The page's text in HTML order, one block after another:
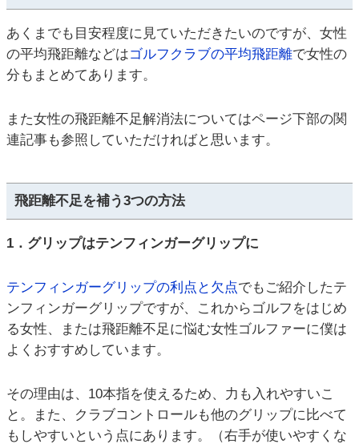
あくまでも目安程度に見ていただきたいのですが、女性
の平均飛距離などはゴルフクラブの平均飛距離で女性の
分もまとめてあります。
また女性の飛距離不足解消法についてはページ下部の関
連記事も参照していただければと思います。
飛距離不足を補う3つの方法
1．グリップはテンフィンガーグリップに
テンフィンガーグリップの利点と欠点でもご紹介したテ
ンフィンガーグリップですが、これからゴルフをはじめ
る女性、または飛距離不足に悩む女性ゴルファーに僕は
よくおすすめしています。
その理由は、10本指を使えるため、力も入れやすいこ
と。また、クラブコントロールも他のグリップに比べて
もしやすいという点にあります。（右手が使いやすくな